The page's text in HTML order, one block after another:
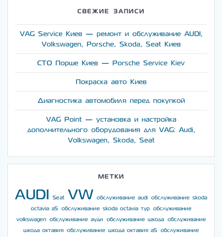
СВЕЖИЕ ЗАПИСИ
VAG Service Киев — ремонт и обслуживание AUDI,
Volkswagen, Porsche, Skoda, Seat Киев
СТО Порше Киев — Porsche Service Kiev
Покраска авто Киев
Диагностика автомобиля перед покупкой
VAG Point — установка и настройка
дополнительного оборудования для VAG: Audi,
Volkswagen, Skoda, Seat
МЕТКИ
AUDI Seat VW обслуживание audi
обслуживание skoda
octavia a5
обслуживание skoda octavia тур
обслуживание
volkswagen
обслуживание ауди обслуживание шкода
обслуживание
шкода октавия
обслуживание шкода октавия а5
обслуживание